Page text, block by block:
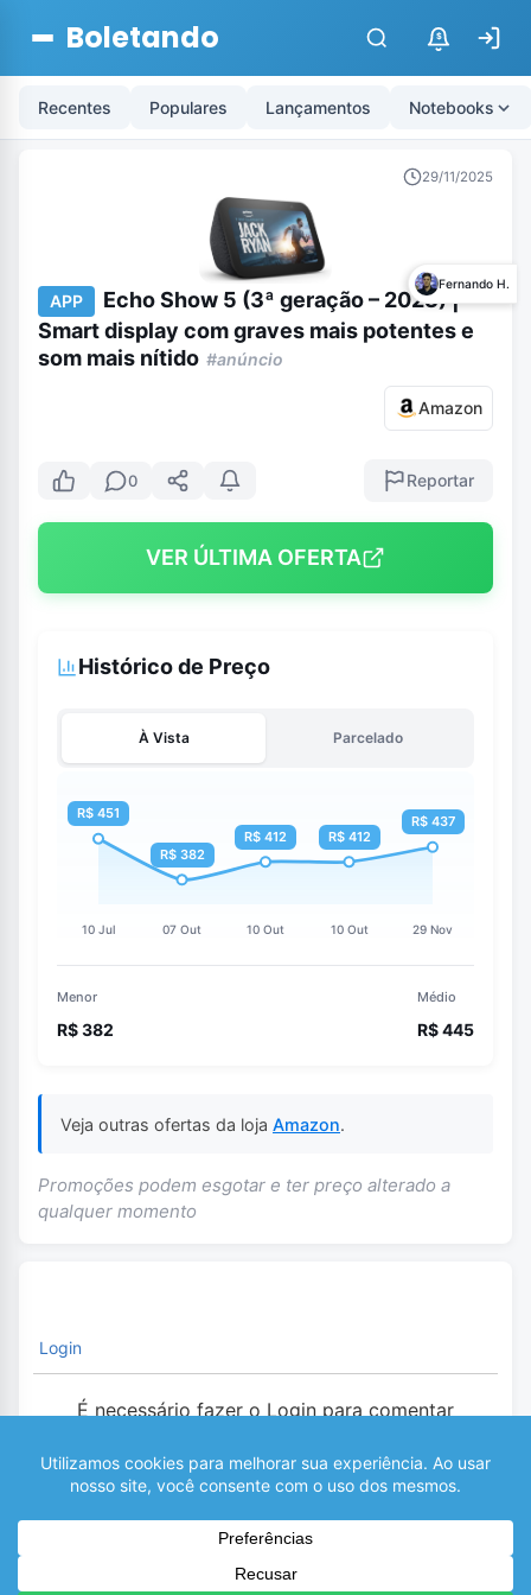
Boletando $
Recentes Populares Lançamentos Notebooks
29/11/2025
Fernando H.
APP
Echo Show 5 (3ª geração – 2023) |
Smart display com graves mais potentes e
som mais nítido #anúncio
Amazon
0 Reportar
VER ÚLTIMA OFERTA
Histórico de Preço
À Vista Parcelado
Menor
R$ 382
Médio
R$ 445
Veja outras ofertas da loja Amazon.
Promoções podem esgotar e ter preço alterado a
qualquer momento
Login
É necessário fazer o Login para comentar
COMENTÁRIOS